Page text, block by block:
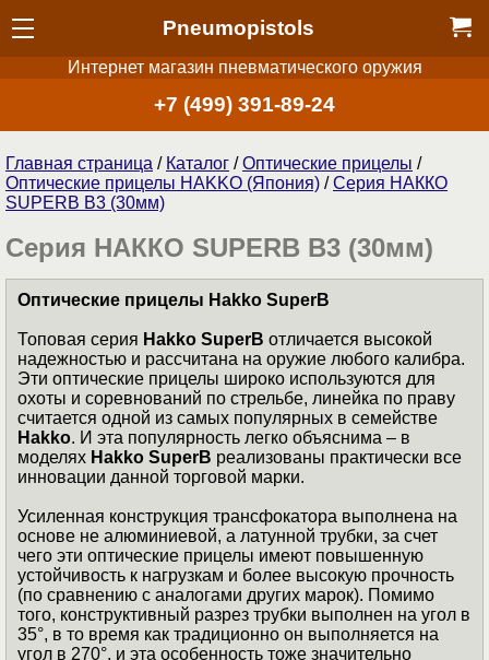
Pneumopistols
Интернет магазин пневматического оружия
+7 (499) 391-89-24
Главная страница / Каталог /Оптические прицелы /
Оптические прицелы HAKKO (Япония) /Серия НАККО
SUPERB B3 (30мм)
Серия НАККО SUPERB B3 (30мм)
Оптические прицелы Hakko SuperB
Топовая серия Hakko SuperB отличается высокой
надежностью и рассчитана на оружие любого калибра.
Эти оптические прицелы широко используются для
охоты и соревнований по стрельбе, линейка по праву
считается одной из самых популярных в семействе
Hakko. И эта популярность легко объяснима – в
моделях Hakko SuperB реализованы практически все
инновации данной торговой марки.
Усиленная конструкция трансфокатора выполнена на
основе не алюминиевой, а латунной трубки, за счет
чего эти оптические прицелы имеют повышенную
устойчивость к нагрузкам и более высокую прочность
(по сравнению с аналогами других марок). Помимо
того, конструктивный разрез трубки выполнен на угол в
35°, в то время как традиционно он выполняется на
угол в 270°, и эта особенность тоже значительно